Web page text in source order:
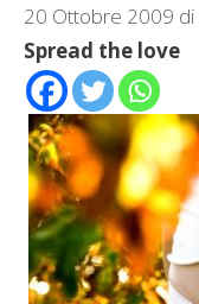
20 Ottobre 2009 di
Spread the love